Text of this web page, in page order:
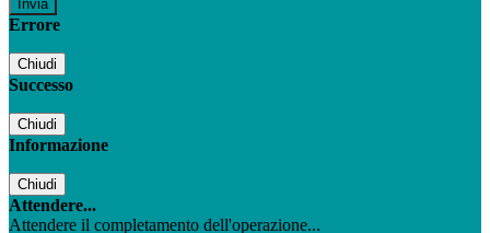
Errore
Chiudi
Successo
Chiudi
Informazione
Chiudi
Attendere...
Attendere il completamento dell'operazione...